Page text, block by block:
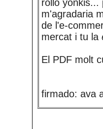
rollo yonkis...
m'agradaria
de l'e-
mercat i tu la
El PDF molt
firmado: ava